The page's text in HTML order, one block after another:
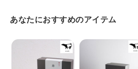
あなたにおすすめのアイテム